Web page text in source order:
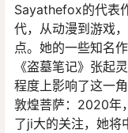
Sayathefox的代表
代，从动漫到游戏
点。她的一些知名
《盗墓笔记》张起
程度上影响了这一
敦煌菩萨：2020年
了ji大的关注，她将